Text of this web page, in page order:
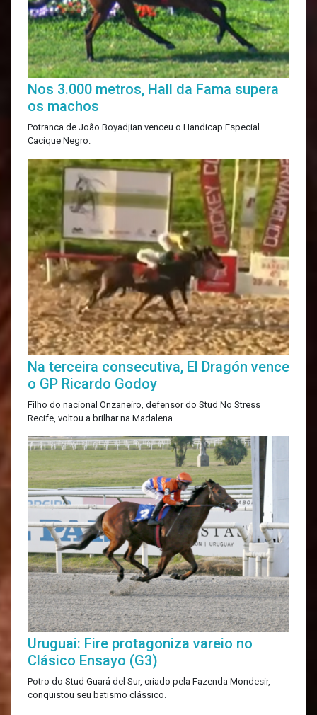
Nos 3.000 metros, Hall da Fama supera
os machos
Potranca de João Boyadjian venceu o Handicap Especial
Cacique Negro.
Na terceira consecutiva, El Dragón vence
o GP Ricardo Godoy
Filho do nacional Onzaneiro, defensor do Stud No Stress
Recife, voltou a brilhar na Madalena.
Uruguai: Fire protagoniza vareio no
Clásico Ensayo (G3)
Potro do Stud Guará del Sur, criado pela Fazenda Mondesir,
conquistou seu batismo clássico.